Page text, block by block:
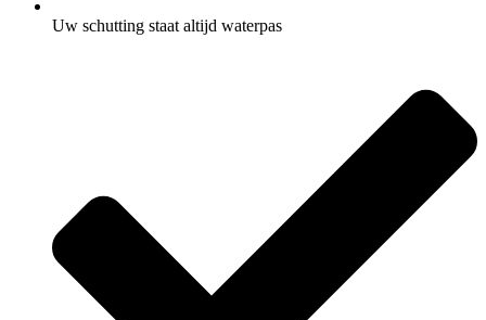
Uw schutting staat altijd waterpas